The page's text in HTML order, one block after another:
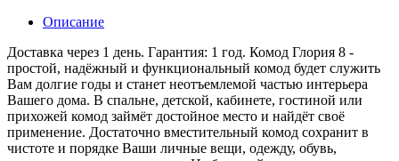
Описание
Доставка через 1 день. Гарантия: 1 год. Комод Глория 8 -
простой, надёжный и функциональный комод будет служить
Вам долгие годы и станет неотъемлемой частью интерьера
Вашего дома. В спальне, детской, кабинете, гостиной или
прихожей комод займёт достойное место и найдёт своё
применение. Достаточно вместительный комод сохранит в
чистоте и порядке Ваши личные вещи, одежду, обувь,